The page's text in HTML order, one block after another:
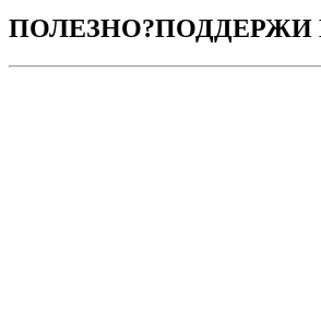
ПОЛЕЗНО?ПОДДЕРЖИ